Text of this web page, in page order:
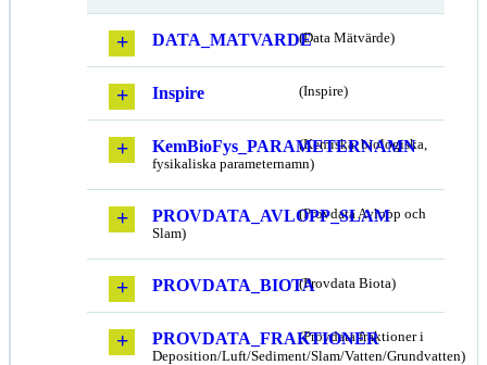
DATA_MATVARDE(Data Mätvärde)
Inspire (Inspire)
KemBioFys_PARAMETERNAMN
(Kemiska, biologiska,
fysikaliska parameternamn)
PROVDATA_AVLOPP_SLAM
(Provdata Avlopp och
Slam)
PROVDATA_BIOTA(Provdata Biota)
PROVDATA_FRAKTIONER
(Provdata fraktioner i
Deposition/Luft/Sediment/Slam/Vatten/Grundvatten)